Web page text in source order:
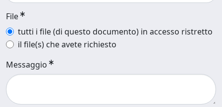
File
tutti i file (di questo documento) in accesso ristretto
il file(s) che avete richiesto
Messaggio